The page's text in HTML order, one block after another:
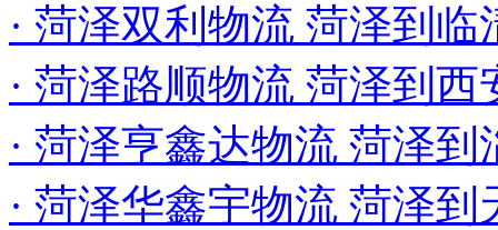
· 菏泽双利物流 菏泽到
· 菏泽路顺物流 菏泽到西
· 菏泽亨鑫达物流 菏泽
· 菏泽华鑫宇物流 菏泽